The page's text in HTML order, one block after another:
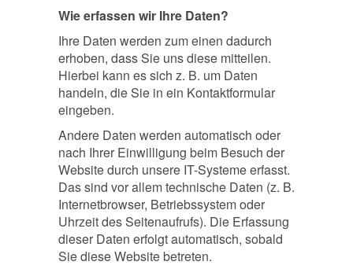
Wie erfassen wir Ihre Daten?
Ihre Daten werden zum einen dadurch
erhoben, dass Sie uns diese mitteilen.
Hierbei kann es sich z. B. um Daten
handeln, die Sie in ein Kontaktformular
eingeben.
Andere Daten werden automatisch oder
nach Ihrer Einwilligung beim Besuch der
Website durch unsere IT-Systeme erfasst.
Das sind vor allem technische Daten (z. B.
Internetbrowser, Betriebssystem oder
Uhrzeit des Seitenaufrufs). Die Erfassung
dieser Daten erfolgt automatisch, sobald
Sie diese Website betreten.